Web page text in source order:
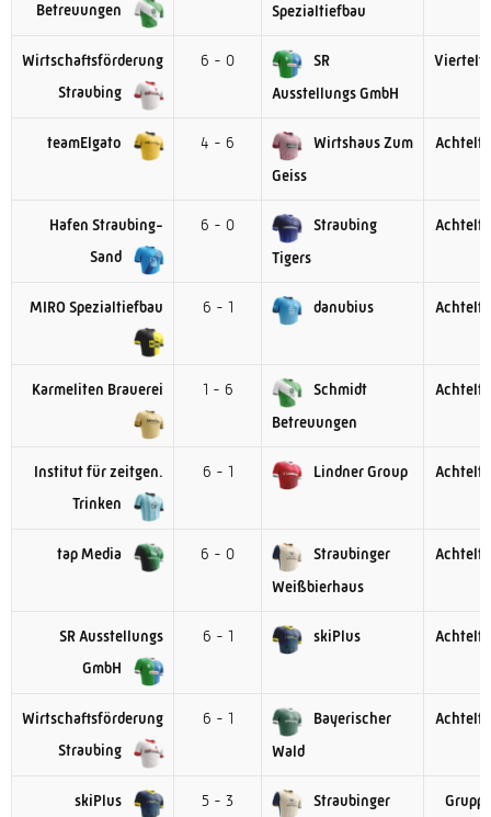
Betreuungen
Spezialtiefbau
Wirtschaftsförderung
Straubing
6 - 0
SR
Ausstellungs GmbH
teamElgato 4 - 6
Wirtshaus Zum
Geiss
Hafen Straubing-
Sand
6 - 0
Straubing
Tigers
MIRO Spezialtiefbau 6 - 1 danubius
Karmeliten Brauerei 1 - 6
Schmidt
Betreuungen
Institut für zeitgen.
Trinken
6 - 1 Lindner Group
tap Media 6 - 0
Straubinger
Weißbierhaus
SR Ausstellungs
GmbH
6 - 1 skiPlus
Wirtschaftsförderung
Straubing
6 - 1
Bayerischer
Wald
skiPlus 5 - 3
Straubinger